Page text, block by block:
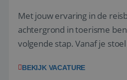
Met jouw ervaring in de
achtergrond in toerisme
volgende stap. Vanaf je
wensen van je team, je klant
BEKIJK VACATURE